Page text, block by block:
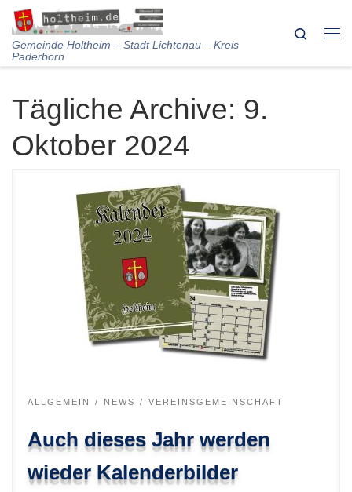
Skip to content
Gemeinde Holtheim – Stadt Lichtenau – Kreis
Paderborn
Search
Tägliche Archive: 9.
Oktober 2024
ALLGEMEIN NEWS VEREINSGEMEINSCHAFT
Auch dieses Jahr werden
wieder Kalenderbilder